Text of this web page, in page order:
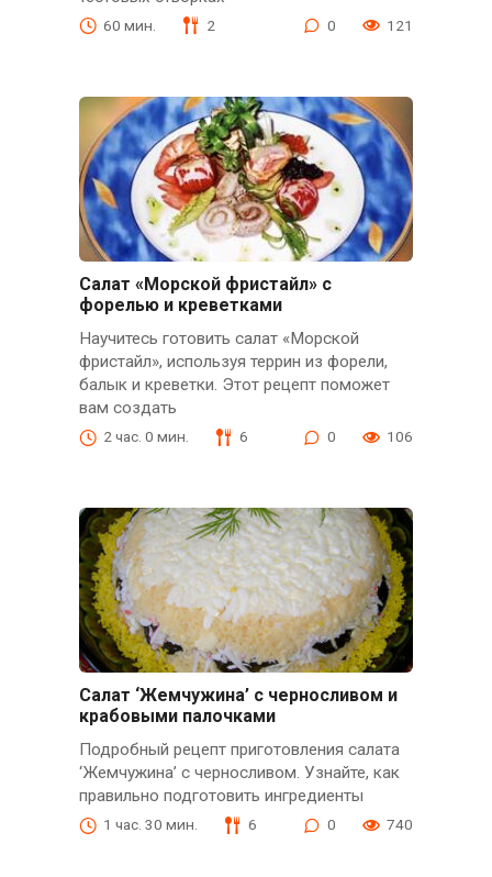
60 мин. 2 0 121
Салат «Морской фристайл» с
форелью и креветками
Научитесь готовить салат «Морской
фристайл», используя террин из форели,
балык и креветки. Этот рецепт поможет
вам создать
2 час. 0 мин. 6 0 106
Салат ‘Жемчужина’ с черносливом и
крабовыми палочками
Подробный рецепт приготовления салата
‘Жемчужина’ с черносливом. Узнайте, как
правильно подготовить ингредиенты
1 час. 30 мин. 6 0 740